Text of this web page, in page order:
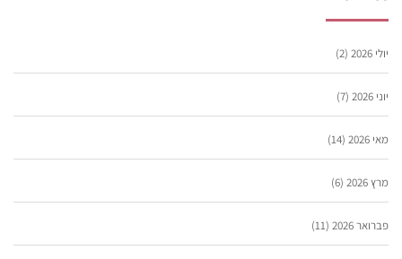
יולי 2026 (2)
יוני 2026 (7)
מאי 2026 (14)
מרץ 2026 (6)
פברואר 2026 (11)